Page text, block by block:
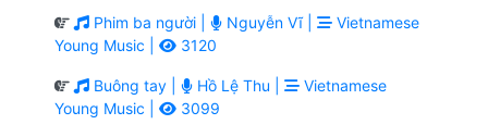
Phim ba người | Nguyễn Vĩ |
Vietnamese
Young Music |
3120
Buông tay | Hồ Lệ Thu |
Vietnamese
Young Music |
3099